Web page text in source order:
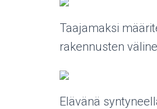
Taajamaksi
rakennusten
Elävänä